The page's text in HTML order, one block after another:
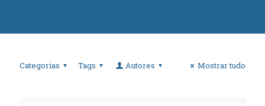
Categorias Tags Autores Mostrar tudo